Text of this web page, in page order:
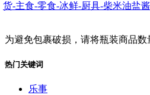
为避免包裹破损，请将瓶装商品数
热门关键词
乐事